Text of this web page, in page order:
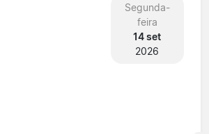
Segunda-
feira
14 set
2026